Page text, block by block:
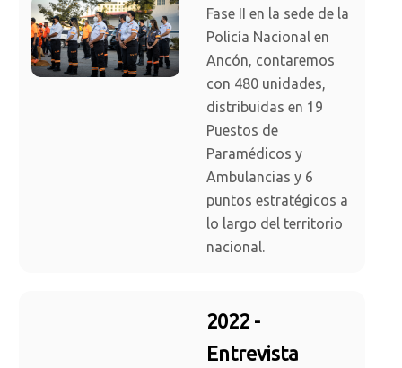
Fase II en la sede de la
Policía Nacional en
Ancón, contaremos
con 480 unidades,
distribuidas en 19
Puestos de
Paramédicos y
Ambulancias y 6
puntos estratégicos a
lo largo del territorio
nacional.
2022 -
Entrevista